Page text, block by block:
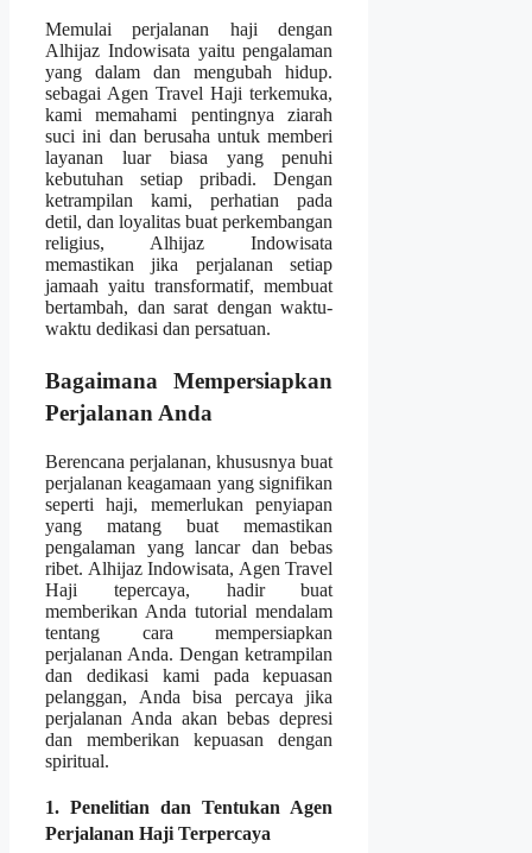
Memulai perjalanan haji dengan
Alhijaz Indowisata yaitu pengalaman
yang dalam dan mengubah hidup.
sebagai Agen Travel Haji terkemuka,
kami memahami pentingnya ziarah
suci ini dan berusaha untuk memberi
layanan luar biasa yang penuhi
kebutuhan setiap pribadi. Dengan
ketrampilan kami, perhatian pada
detil, dan loyalitas buat perkembangan
religius, Alhijaz Indowisata
memastikan jika perjalanan setiap
jamaah yaitu transformatif, membuat
bertambah, dan sarat dengan waktu-
waktu dedikasi dan persatuan.
Bagaimana Mempersiapkan
Perjalanan Anda
Berencana perjalanan, khususnya buat
perjalanan keagamaan yang signifikan
seperti haji, memerlukan penyiapan
yang matang buat memastikan
pengalaman yang lancar dan bebas
ribet. Alhijaz Indowisata, Agen Travel
Haji tepercaya, hadir buat
memberikan Anda tutorial mendalam
tentang cara mempersiapkan
perjalanan Anda. Dengan ketrampilan
dan dedikasi kami pada kepuasan
pelanggan, Anda bisa percaya jika
perjalanan Anda akan bebas depresi
dan memberikan kepuasan dengan
spiritual.
1. Penelitian dan Tentukan Agen
Perjalanan Haji Terpercaya